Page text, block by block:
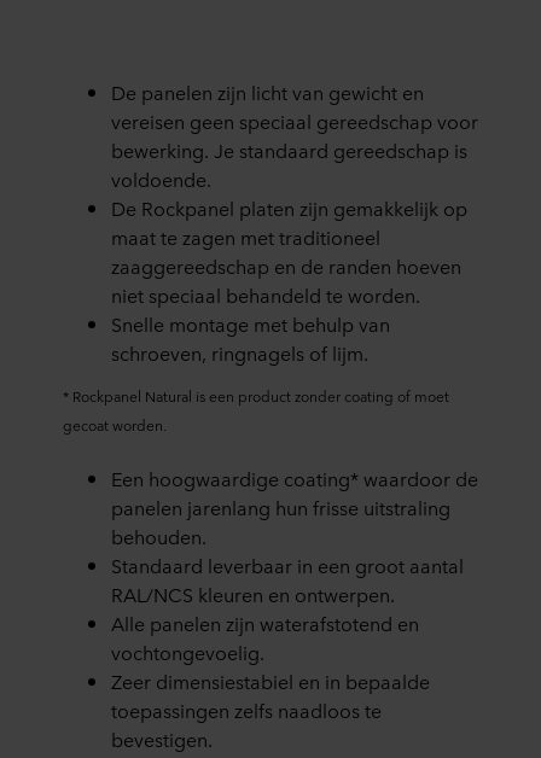
De panelen zijn licht van gewicht en
vereisen geen speciaal gereedschap voor
bewerking. Je standaard gereedschap is
voldoende.
De Rockpanel platen zijn gemakkelijk op
maat te zagen met traditioneel
zaaggereedschap en de randen hoeven
niet speciaal behandeld te worden.
Snelle montage met behulp van
schroeven, ringnagels of lijm.
* Rockpanel Natural is een product zonder coating of moet
gecoat worden.
Een hoogwaardige coating* waardoor de
panelen jarenlang hun frisse uitstraling
behouden.
Standaard leverbaar in een groot aantal
RAL/NCS kleuren en ontwerpen.
Alle panelen zijn waterafstotend en
vochtongevoelig.
Zeer dimensiestabiel en in bepaalde
toepassingen zelfs naadloos te
bevestigen.